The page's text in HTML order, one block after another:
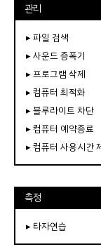
관리
▸ 파일 검색
▸ 사운드 증폭기
▸ 프로그램 삭제
▸ 컴퓨터 최적화
▸ 블루라이트 차단
▸ 컴퓨터 예약종료
▸ 컴퓨터 사용시간
측정
▸ 타자연습